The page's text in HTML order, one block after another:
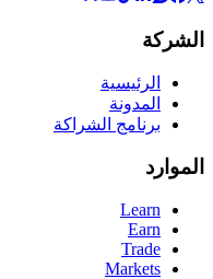
الشركة
الرئيسية
المدونة
برنامج الشراكة
الموارد
Learn
Earn
Trade
Markets